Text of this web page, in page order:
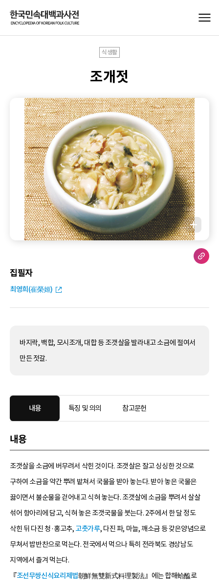
식생활
조개젓
집필자
최영희(崔榮姬)
바지락, 백합, 모시조개, 대합 등 조갯살을 발라내고 소금에 절여서
만든 젓갈.
내용 특징 및 의의 참고문헌
내용
조갯살을 소금에 버무려서 삭힌 것이다. 조갯살은 잘고 싱싱한 것으로
구하여 소금을 약간 뿌려 밭쳐서 국물을 받아 놓는다. 받아 놓은 국물은
끓이면서 불순물을 걷어내고 식혀 놓는다. 조갯살에 소금을 뿌려서 살살
섞어 항아리에 담고, 식혀 놓은 조갯국물을 붓는다. 2주에서 한 달 정도
삭힌 뒤 다진 청·홍고추, 고춧가루, 다진 파, 마늘, 깨소금 등 갖은양념으로
무쳐서 밥반찬으로 먹는다. 전국에서 먹으나 특히 전라북도 경상남도
지역에서 즐겨 먹는다.
『조선무쌍신식요리제법朝鮮無雙新式料理製法』에는 합해蛤醢로